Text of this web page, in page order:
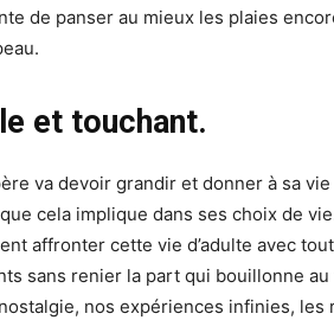
de panser au mieux les plaies
et touchant.
va devoir grandir et donner à sa
cela implique dans ses choix de
affronter cette vie d’adulte avec
sans renier la part qui bouillonne au
nos expériences infinies,